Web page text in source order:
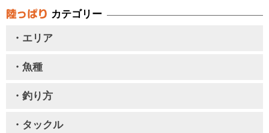
カテゴリー
・エリア
・魚種
・釣り方
・タックル